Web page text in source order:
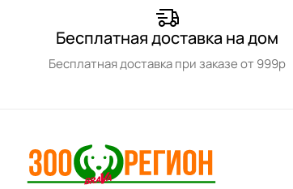
Бесплатная доставка на дом
Бесплатная доставка при заказе от 999р